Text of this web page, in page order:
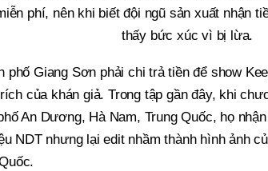
phí, nên khi biết đội ngũ sản xuất nhận
thấy bức xúc vì bị lừa.
phố Giang Sơn phải chi trả tiền để show
của khán giả. Trong tập gần đây, khi
An Dương, Hà Nam, Trung Quốc, họ
NDT nhưng lại edit nhầm thành hình ảnh